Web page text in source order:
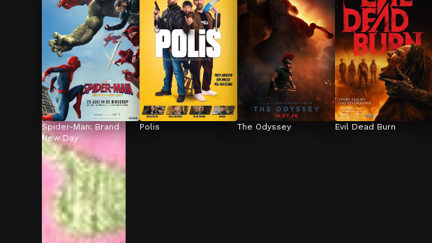
Spider-Man: Brand
New Day
Polis The Odyssey Evil Dead Burn